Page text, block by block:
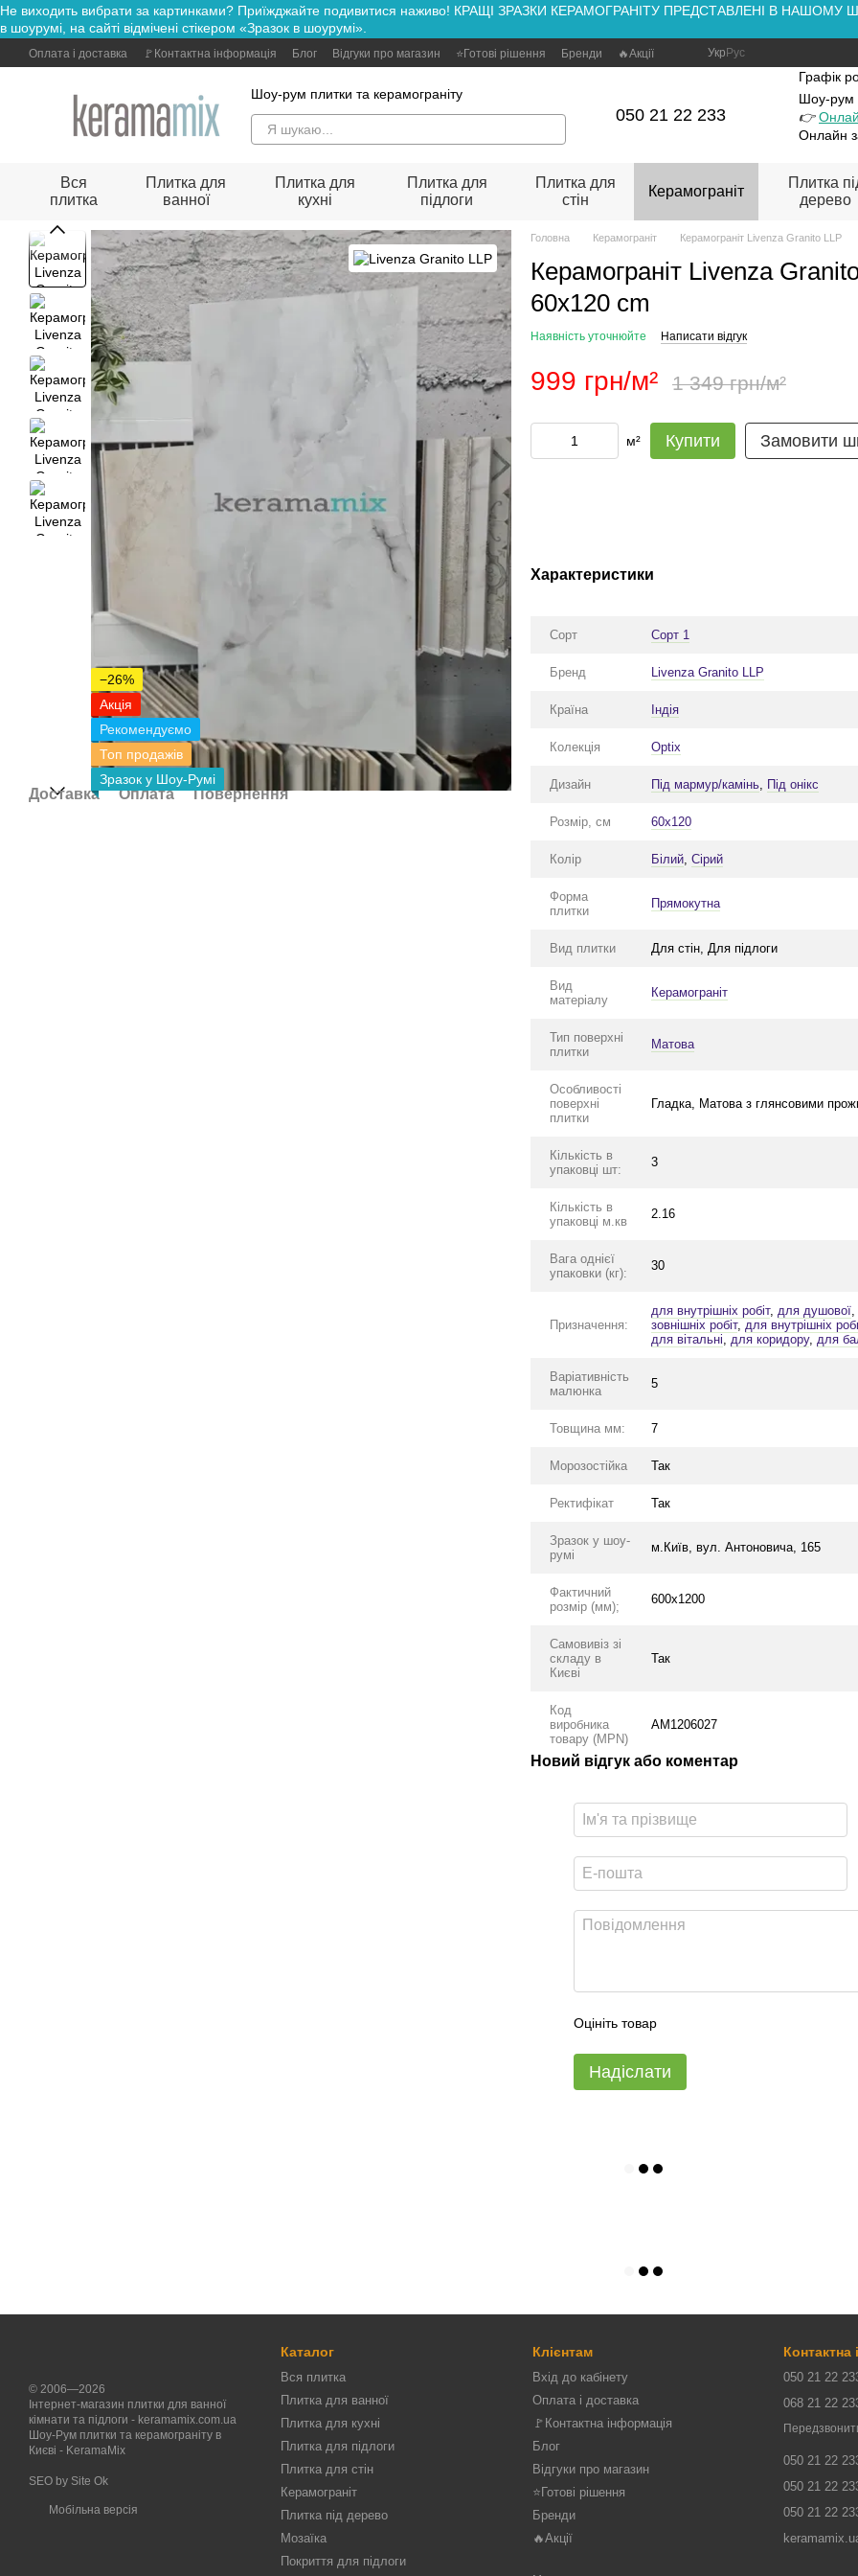
Перейти до основного контенту
Не виходить вибрати за картинками? Приїжджайте подивитися наживо! КРАЩІ ЗРАЗКИ КЕРАМОГРАНІТУ ПРЕДСТАВЛЕНІ В НАШОМУ
в шоурумі, на сайті відмічені стікером «Зразок в шоурумі».
Оплата і доставка 🚩Контактна інформація Блог Відгуки про магазин ⭐Готові рішення Бренди 🔥Акції Укр Рус
Шоу-рум плитки та керамограніту
050 21 22 233
Графік
Шоу-
👉
Онлайн
Вся
плитка
Плитка для
ванної
Плитка для
кухні
Плитка для
підлоги
Плитка для
стін
Керамограніт
Плитка
дерево
−26%
Акція
Рекомендуємо
Топ продажів
Зразок у Шоу-Румі
Доставка Оплата Повернення
Головна Керамограніт Керамограніт Livenza Granito LLP
Керамограніт Livenza
60x120 cm
Наявність уточнюйте Написати відгук
999 грн/м² 1 349 грн/м²
м² Купити Замовити
Характеристики
Сорт Сорт 1
Бренд Livenza Granito LLP
Країна Індія
Колекція Optix
Дизайн Під мармур/камінь, Під онікс
Розмір, см 60x120
Колір Білий, Сірий
Форма
плитки
Прямокутна
Вид плитки Для стін, Для підлоги
Вид
матеріалу
Керамограніт
Тип поверхні
плитки
Матова
Особливості
поверхні
плитки
Гладка, Матова з глянсовими
Кількість в
упаковці шт:
3
Кількість в
упаковці м.кв
2.16
Вага однієї
упаковки (кг):
30
Призначення:
для внутрішніх робіт, для душової,
зовнішніх робіт, для внутрішніх
для вітальні, для коридору, для
Варіативність
малюнка
5
Товщина мм: 7
Морозостійка Так
Ректифікат Так
Зразок у шоу-
румі
м.Київ, вул. Антоновича, 165
Фактичний
розмір (мм);
600x1200
Самовивіз зі
складу в
Києві
Так
Код
виробника
товару (MPN)
AM1206027
Новий відгук або коментар
Оцініть товар
Надіслати
© 2006—2026
Інтернет-магазин плитки для ванної
кімнати та підлоги - keramamix.com.ua
Шоу-Рум плитки та керамограніту в
Києві - KeramaMix
SEO by Site Ok
Мобільна версія
Каталог
Вся плитка
Плитка для ванної
Плитка для кухні
Плитка для підлоги
Плитка для стін
Керамограніт
Плитка під дерево
Мозаїка
Покриття для підлоги
Клієнтам
Вхід до кабінету
Оплата і доставка
🚩Контактна інформація
Блог
Відгуки про магазин
⭐Готові рішення
Бренди
🔥Акції
Контактна
050 21 22
068 21 22
050 21 22
050 21 22
050 21 22